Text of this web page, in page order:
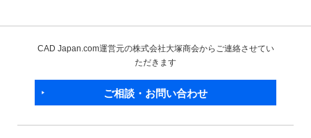
CAD Japan.com運営元の株式会社大塚商会からご連絡させてい
ただきます
ご相談・お問い合わせ